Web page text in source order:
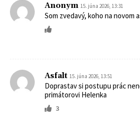
Anonym 15. júna 2026, 13:31
Som zvedavý, koho na novom
Asfalt 15. júna 2026, 13:51
Doprastav si postupu prác
primátorovi Helenka
3